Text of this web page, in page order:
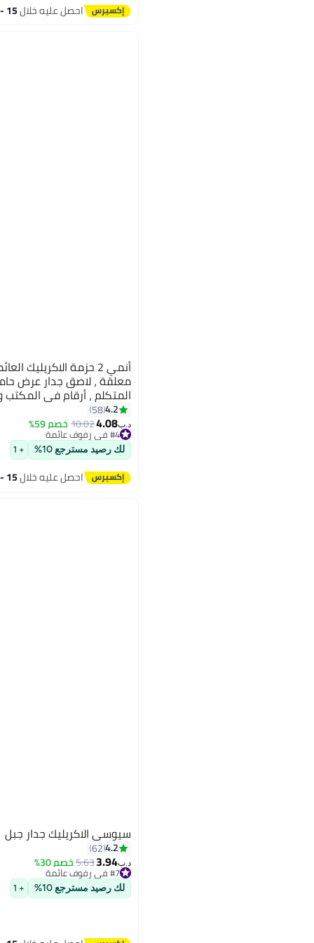
احصل عليه خلال15 - 16 اغسطس
أنمي 2 حزمة
معلقة ، لاصق جدار عرض
المتكلم ، أرقام في المكتب والمنزل
4.2
58
د.ب‏4.08
10.02خصم 59% #4 في رفوف عائمة
تم بيع +20 مؤخرًا
#4 في رفوف عائمة
لك رصيد مسترجع 10% + 1
احصل عليه خلال15 - 16 اغسطس
سيوسي الاكريليك جدار جبل
4.2
62
د.ب‏3.94
5.63خصم 30%
#7 في رفوف عائمة
#7 في رفوف عائمة
لك رصيد مسترجع 10% + 1